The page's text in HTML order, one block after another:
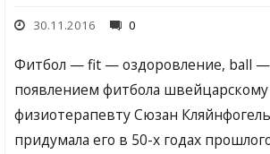
30.11.2016 0
Фитбол — fit — оздоровление, ball
появлением фитбола швейцарскому
физиотерапевту Сюзан
придумала его в 50-х годах